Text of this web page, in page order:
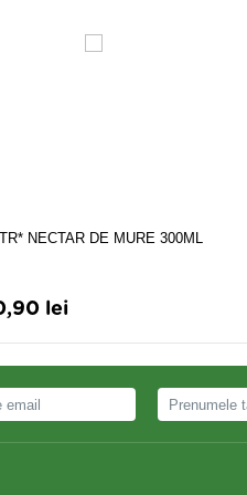
NECTAR DE MURE 300ML
lei